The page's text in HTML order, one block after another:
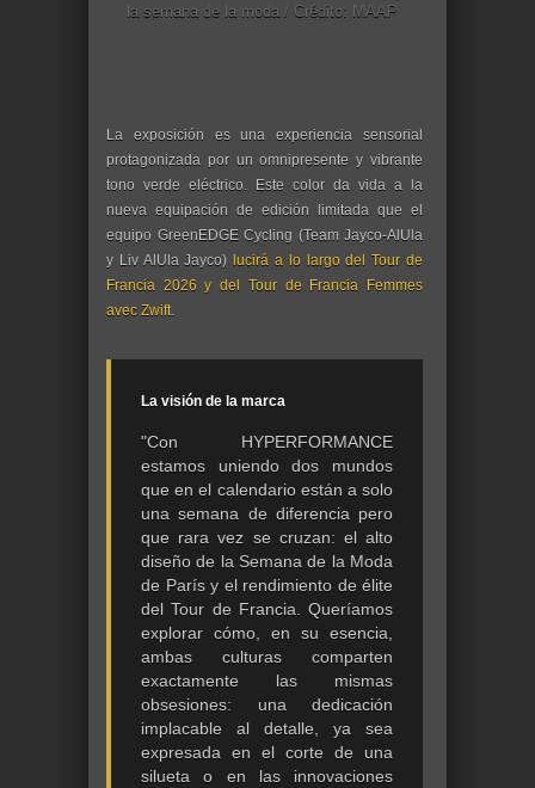
la semana de la moda / Crédito: MAAP
La exposición es una experiencia sensorial
protagonizada por un omnipresente y vibrante
tono verde eléctrico. Este color da vida a la
nueva equipación de edición limitada que el
equipo GreenEDGE Cycling (Team Jayco-AlUla
y Liv AlUla Jayco)lucirá a lo largo del Tour de
Francia 2026 y del Tour de Francia Femmes
avec Zwift.
La visión de la marca
"Con HYPERFORMANCE
estamos uniendo dos mundos
que en el calendario están a solo
una semana de diferencia pero
que rara vez se cruzan: el alto
diseño de la Semana de la Moda
de París y el rendimiento de élite
del Tour de Francia. Queríamos
explorar cómo, en su esencia,
ambas culturas comparten
exactamente las mismas
obsesiones: una dedicación
implacable al detalle, ya sea
expresada en el corte de una
silueta o en las innovaciones